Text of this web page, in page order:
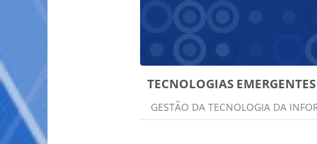
TECNOLOGIAS EMERGENTES
Categoria do curso
GESTÃO DA TECNOLOGIA DA